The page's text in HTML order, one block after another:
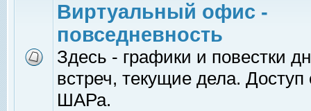
Виртуальный офис -
повседневность
Здесь - графики и повестки
встреч, текущие дела.
ШАРа.